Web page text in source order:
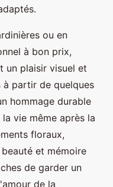
ou en
à bon prix,
un plaisir visuel et
à partir de quelques
hommage durable
vie même après la
floraux,
et mémoire
de garder un
de la